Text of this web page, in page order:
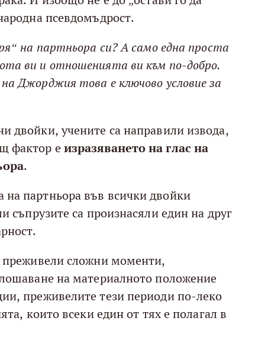
псевдомъдрост.
на партньора си? А само една проста
ви и отношенията ви към по-добро.
Джорджия това е ключово условие за
двойки, учените са направили извода,
фактор е изразяването на глас на
.
на партньора във всички двойки
съпрузите са произнасяли един на друг
преживели сложни моменти,
на материалното положение
преживелите тези периоди по-леко
които всеки един от тях е полагал в